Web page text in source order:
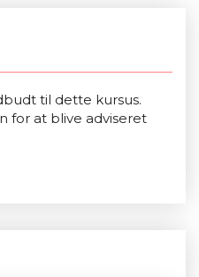
til dette kursus.
for at blive adviseret